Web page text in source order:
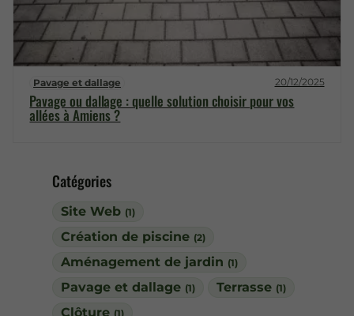
Catégories
Site Web (1)
Création de piscine (2)
Aménagement de jardin (1)
Pavage et dallage (1) Terrasse (1)
Clôture (1)
Pavage et dallage 20/12/2025
Pavage ou dallage : quelle solution choisir pour vos
allées à Amiens ?